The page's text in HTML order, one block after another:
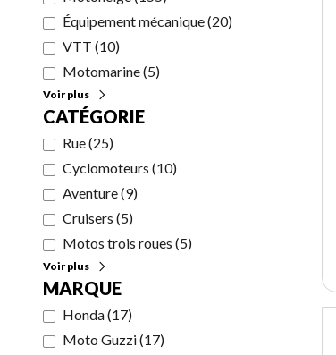
Équipement mécanique(20)
VTT (10)
Motomarine(5)
Voir plus
CATÉGORIE
Rue(25)
Cyclomoteurs (10)
Aventure(9)
Cruisers (5)
Motos trois roues (5)
Voir plus
MARQUE
Honda(17)
Moto Guzzi(17)